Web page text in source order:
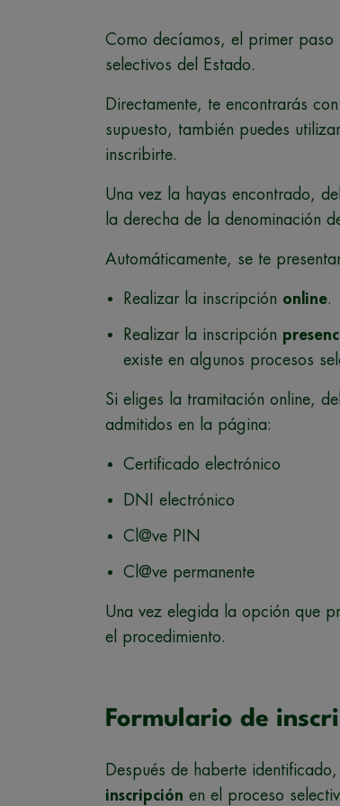
Como decíamos, el primer paso
selectivos del Estado.
Directamente, te encontrarás
supuesto, también puedes
inscribirte.
Una vez la hayas encontrado,
la derecha de la denominación
Automáticamente, se te
Realizar la inscripción online.
Realizar la inscripción
existe en algunos procesos
Si eliges la tramitación online,
admitidos en la página:
Certificado electrónico
DNI electrónico
Cl@ve PIN
Cl@ve permanente
Una vez elegida la opción que
el procedimiento.
Formulario de
Después de haberte
inscripción en el proceso